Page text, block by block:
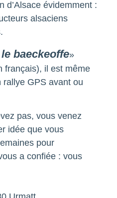
évidemment :
alsaciens
baeckeoffe»
français), il est même
rallye GPS avant ou
pas, vous venez
idée que vous
pour
a conﬁée : vous